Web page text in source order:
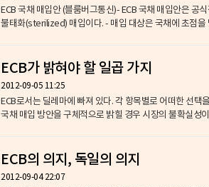
ECB 국채 매입안 (블룸버그통신)- ECB 국채 매입안은
불태화(sterilized) 매입이다. - 매입 대상은 국채에 초점을
ECB가 밝혀야 할 일곱 가지
2012-09-05 11:25
ECB로서는 딜레마에 빠져 있다. 각 항목별로 어떠한 선택
국채 매입 방안을 구체적으로 밝힐 경우 시장의 불확실성
ECB의 의지, 독일의 의지
2012-09-04 22:07